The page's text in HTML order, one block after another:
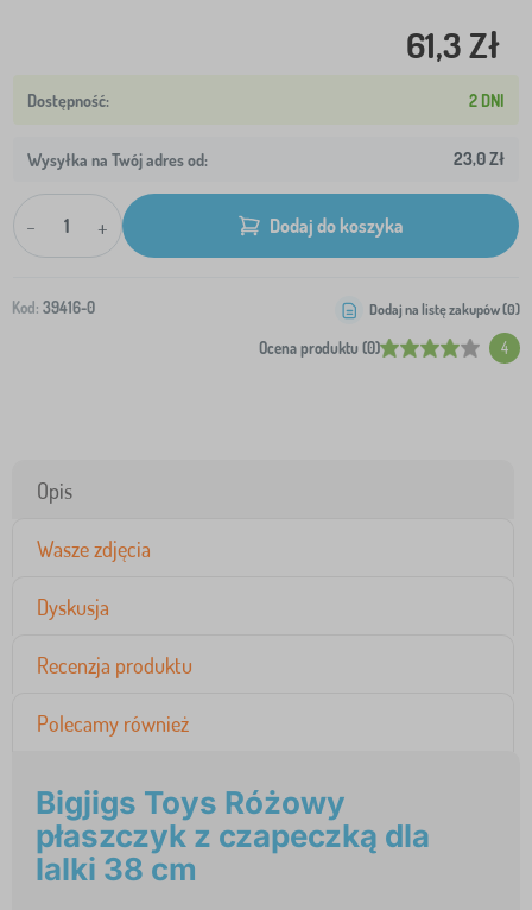
61,3 Zł
2 DNI
Wysyłka na Twój adres od: 23,0 Zł
- + Dodaj do koszyka
Kod: 39416-0
Ocena produktu (0) 4
Dodaj na listę zakupów (0)
Opis
Wasze zdjęcia
Dyskusja
Recenzja produktu
Polecamy również
Bigjigs Toys Różowy
płaszczyk z czapeczką dla
lalki 38 cm